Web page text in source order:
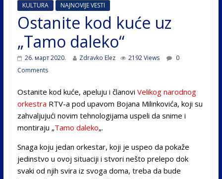
KULTURA NAJNOVIJE VESTI
Ostanite kod kuće uz
„Tamo daleko“
26. март 2020. Zdravko Elez 2192 Views
0
Comments
Ostanite kod kuće, apeluju i članovi Velikog narodnog
orkestra RTV-a pod upavom Bojana Milinkovića, koji su
zahvaljujući novim tehnologijama uspeli da snime i
montiraju „Tamo daleko„.
Snaga koju jedan orkestar, koji je uspeo da pokaže
jedinstvo u ovoj situaciji i stvori nešto prelepo dok
svaki od njih svira iz svoga doma, treba da bude